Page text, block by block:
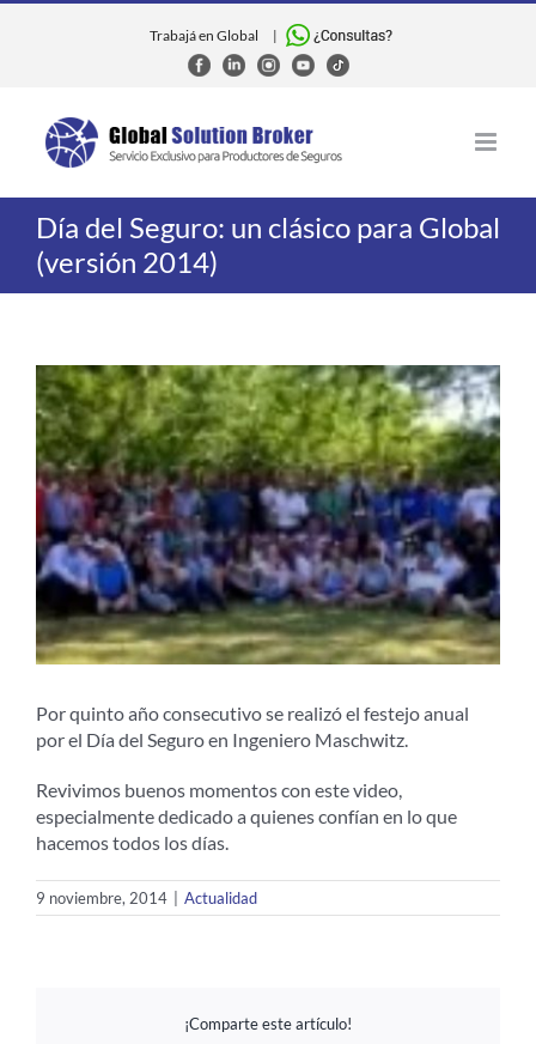
Skip
Trabajá en Global |
Día del Seguro: un clásico para Global
(versión 2014)
View
Larger
Image
Por quinto año consecutivo se realizó el festejo anual
por el Día del Seguro en Ingeniero Maschwitz.
Revivimos buenos momentos con este video,
especialmente dedicado a quienes confían en lo que
hacemos todos los días.
9 noviembre, 2014 Actualidad
¡Comparte este artículo!